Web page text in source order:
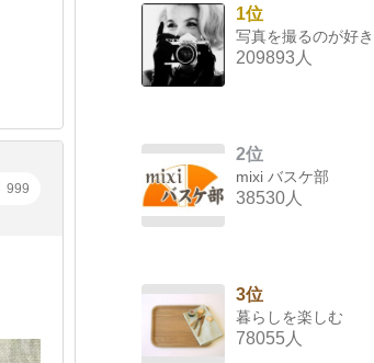
999
1位
写真を撮るのが好き
209893人
2位
mixi バスケ部
38530人
3位
暮らしを楽しむ
78055人